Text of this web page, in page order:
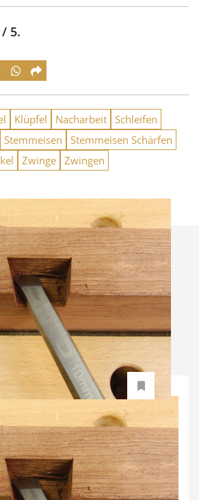
/ 5.
Klüpfel Nacharbeit Schleifen
Stemmeisen
Stemmeisen Schärfen
Zwinge Zwingen